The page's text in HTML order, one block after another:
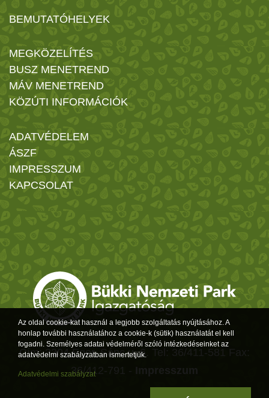
BEMUTATÓHELYEK
MEGKÖZELÍTÉS
BUSZ MENETREND
MÁV MENETREND
KÖZÚTI INFORMÁCIÓK
ADATVÉDELEM
ÁSZF
IMPRESSZUM
KAPCSOLAT
Cím: 3304 Eger, Sánc u. 6. Tel: 36/411-581 Fax:
36/412-791 -
Az oldal cookie-kat használ a legjobb szolgáltatás nyújtásához. A
honlap további használatához a cookie-k (sütik) használatát el kell
fogadni. Személyes adatai védelméről szóló intézkedéseinket az
adatvédelmi szabályzatban ismertetjük.
Adatvédelmi szabályzat